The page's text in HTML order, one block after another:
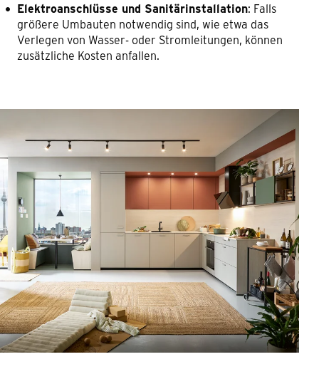
Elektroanschlüsse und Sanitärinstallation: Falls
größere Umbauten notwendig sind, wie etwa das
Verlegen von Wasser- oder Stromleitungen, können
zusätzliche Kosten anfallen.